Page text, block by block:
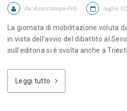
Da:Assostampa FVG luglio
La giornata di mobilitazione voluta
in vista dell’avvio del dibattito al
sull’editoria si è svolta anche a
Leggi tutto